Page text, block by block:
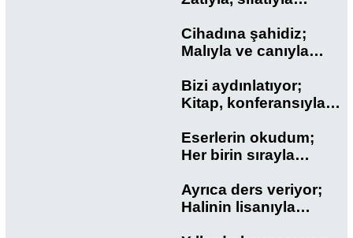
Cihadına şahidiz;
Malıyla ve canıyla…
Bizi aydınlatıyor;
Kitap, konferansıyla…
Eserlerin okudum;
Her birin sırayla…
Ayrıca ders veriyor;
Halinin lisanıyla…